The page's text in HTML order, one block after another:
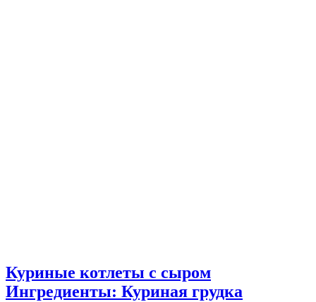
Куриные котлеты с сыром
Ингредиенты: Куриная грудка